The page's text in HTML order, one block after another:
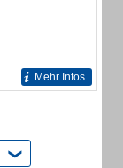
Mehr Infos